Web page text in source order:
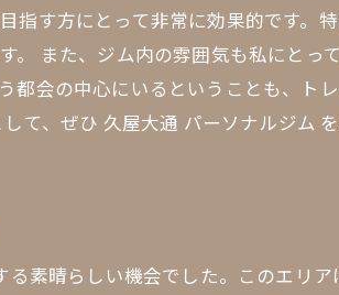
す方にとって非常に効果的です。
また、ジム内の雰囲気も私にとっ
都会の中心にいるということも、ト
、ぜひ 久屋大通 パーソナルジム を
素晴らしい機会でした。このエリ